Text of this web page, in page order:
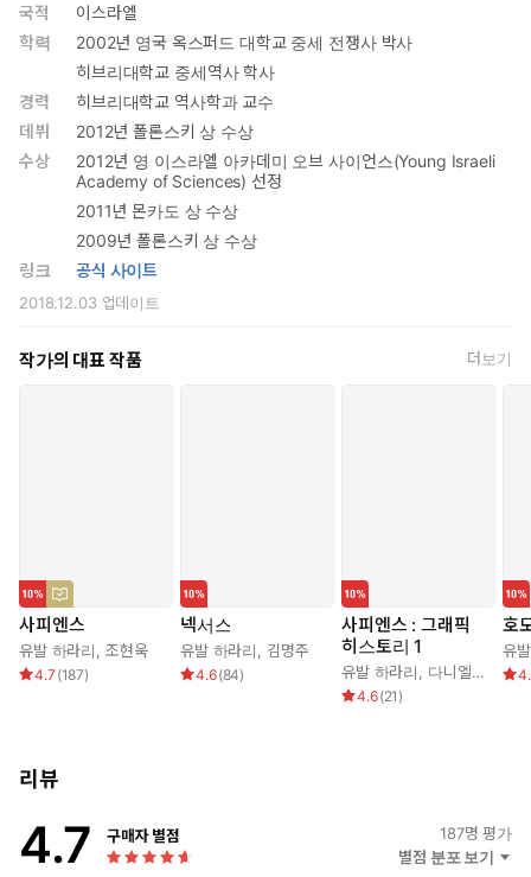
국적
이스라엘
학력
2002년 영국 옥스퍼드 대학교 중세 전쟁사 박사
히브리대학교 중세역사 학사
경력
히브리대학교 역사학과 교수
데뷔
2012년 폴론스키 상 수상
수상
2012년 영 이스라엘 아카데미 오브 사이언스(Young Israeli
Academy of Sciences) 선정
2011년 몬카도 상 수상
2009년 폴론스키 상 수상
링크
공식 사이트
2018.12.03업데이트
작가의 대표 작품 더보기
사피엔스
유발 하라리 조현욱
4.7 (187)
넥서스
유발 하라리 김명주
4.6(84)
사피엔스 : 그래픽
히스토리 1
유발 하라리 다니엘 카사나브
4.6(21 )
호
유
리뷰
4.7 구매자 별점 187명 평가
별점 분포 보기